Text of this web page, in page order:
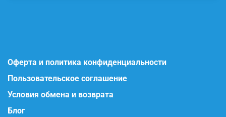
Оферта и политика конфиденциальности
Пользовательское соглашение
Условия обмена и возврата
Блог